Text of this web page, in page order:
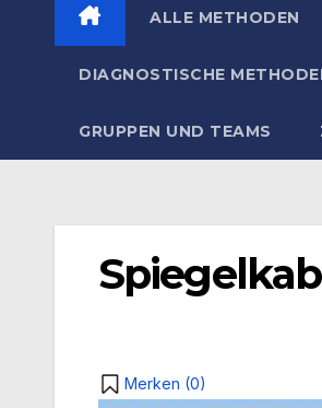
ALLE METHODEN
DIAGNOSTISCHE
GRUPPEN UND TEAMS
Merken (0)